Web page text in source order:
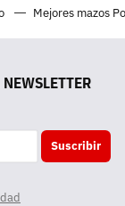
Mejores mazos
Suscribir